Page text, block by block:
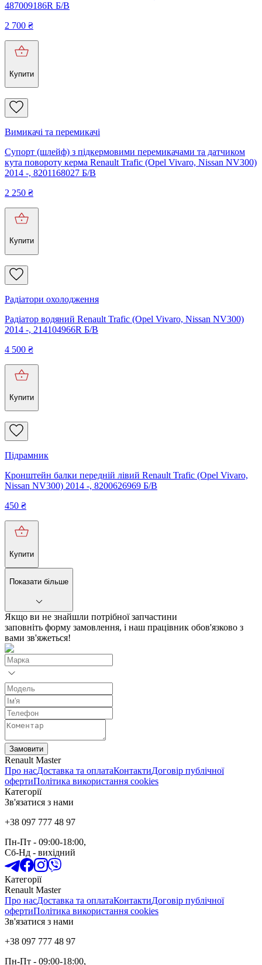
487009186R Б/В
2 700 ₴
Купити
Вимикачі та перемикачі
Супорт (шлейф) з підкермовими перемикачами та датчиком
кута повороту керма Renault Trafic (Opel Vivaro, Nissan NV300)
2014 -, 8201168027 Б/В
2 250 ₴
Купити
Радіатори охолодження
Радіатор водяний Renault Trafic (Opel Vivaro, Nissan NV300)
2014 -, 214104966R Б/В
4 500 ₴
Купити
Підрамник
Кронштейн балки передній лівий Renault Trafic (Opel Vivaro,
Nissan NV300) 2014 -, 8200626969 Б/В
450 ₴
Купити
Показати більше
Якщо ви не знайшли потрібної запчастини
заповніть форму замовлення, і наш працівник обов'язково з
вами зв'яжеться!
Замовити
Renault Master
Про насДоставка та оплатаКонтактиДоговір публічної
офертиПолітика використання cookies
Категорії
Зв'язатися з нами
+38 097 777 48 97
Пн-Пт - 09:00-18:00,
Сб-Нд - вихідний
Категорії
Renault Master
Про насДоставка та оплатаКонтактиДоговір публічної
офертиПолітика використання cookies
Зв'язатися з нами
+38 097 777 48 97
Пн-Пт - 09:00-18:00,